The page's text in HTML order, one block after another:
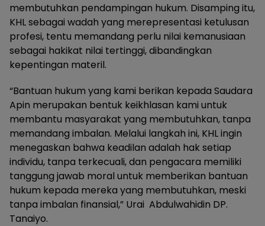
membutuhkan pendampingan hukum. Disamping itu,
KHL sebagai wadah yang merepresentasi ketulusan
profesi, tentu memandang perlu nilai kemanusiaan
sebagai hakikat nilai tertinggi, dibandingkan
kepentingan materil.
“Bantuan hukum yang kami berikan kepada Saudara
Apin merupakan bentuk keikhlasan kami untuk
membantu masyarakat yang membutuhkan, tanpa
memandang imbalan. Melalui langkah ini, KHL ingin
menegaskan bahwa keadilan adalah hak setiap
individu, tanpa terkecuali, dan pengacara memiliki
tanggung jawab moral untuk memberikan bantuan
hukum kepada mereka yang membutuhkan, meski
tanpa imbalan finansial,” Urai Abdulwahidin DP.
Tanaiyo.